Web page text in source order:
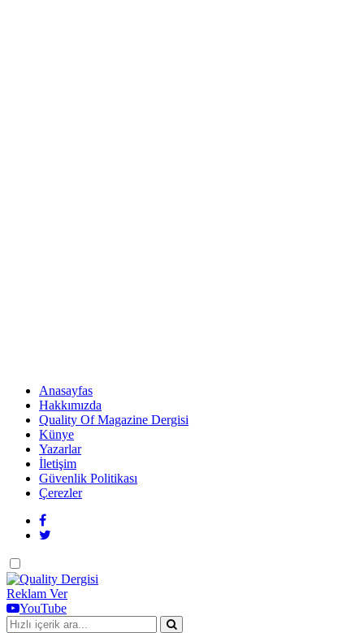
Anasayfas
Hakkımızda
Quality Of Magazine Dergisi
Künye
Yazarlar
İletişim
Güvenlik Politikası
Çerezler
Dark
mode
Reklam Ver
YouTube